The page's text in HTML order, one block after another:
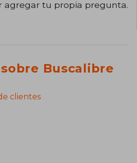
agregar tu propia pregunta.
Buscalibre
clientes